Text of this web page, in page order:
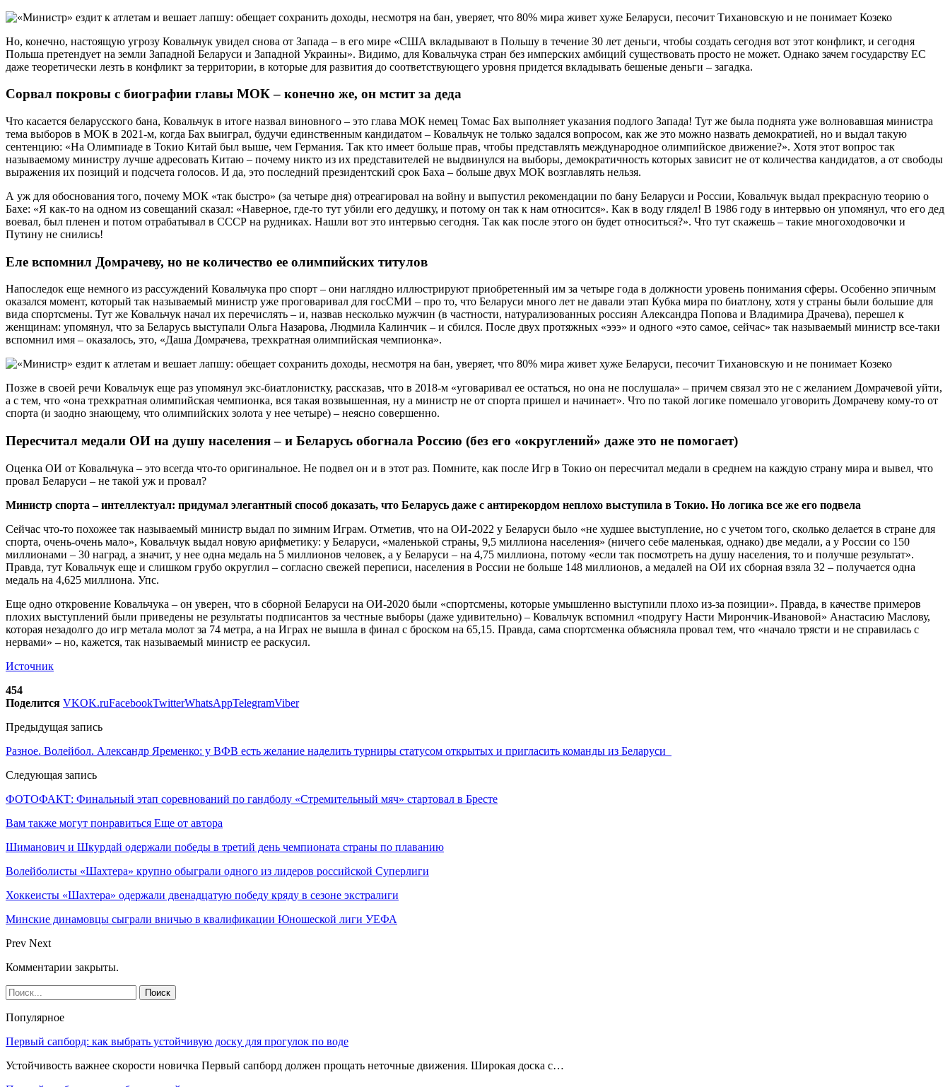
Но, конечно, настоящую угрозу Ковальчук увидел снова от Запада – в его мире «США вкладывают в Польшу в течение 30 лет деньги, чтобы создать сегодня вот этот конфликт, и сегодня
Польша претендует на земли Западной Беларуси и Западной Украины». Видимо, для Ковальчука стран без имперских амбиций существовать просто не может. Однако зачем государству ЕС
даже теоретически лезть в конфликт за территории, в которые для развития до соответствующего уровня придется вкладывать бешеные деньги – загадка.
Сорвал покровы с биографии главы МОК – конечно же, он мстит за деда
Что касается беларусского бана, Ковальчук в итоге назвал виновного – это глава МОК немец Томас Бах выполняет указания подлого Запада! Тут же была поднята уже волновавшая министра
тема выборов в МОК в 2021-м, когда Бах выиграл, будучи единственным кандидатом – Ковальчук не только задался вопросом, как же это можно назвать демократией, но и выдал такую
сентенцию: «На Олимпиаде в Токио Китай был выше, чем Германия. Так кто имеет больше прав, чтобы представлять международное олимпийское движение?». Хотя этот вопрос так
называемому министру лучше адресовать Китаю – почему никто из их представителей не выдвинулся на выборы, демократичность которых зависит не от количества кандидатов, а от свободы
выражения их позиций и подсчета голосов. И да, это последний президентский срок Баха – больше двух МОК возглавлять нельзя.
А уж для обоснования того, почему МОК «так быстро» (за четыре дня) отреагировал на войну и выпустил рекомендации по бану Беларуси и России, Ковальчук выдал прекрасную теорию о
Бахе: «Я как-то на одном из совещаний сказал: «Наверное, где-то тут убили его дедушку, и потому он так к нам относится». Как в воду глядел! В 1986 году в интервью он упомянул, что его дед
воевал, был пленен и потом отрабатывал в СССР на рудниках. Нашли вот это интервью сегодня. Так как после этого он будет относиться?». Что тут скажешь – такие многоходовочки и
Путину не снились!
Еле вспомнил Домрачеву, но не количество ее олимпийских титулов
Напоследок еще немного из рассуждений Ковальчука про спорт – они наглядно иллюстрируют приобретенный им за четыре года в должности уровень понимания сферы. Особенно эпичным
оказался момент, который так называемый министр уже проговаривал для госСМИ – про то, что Беларуси много лет не давали этап Кубка мира по биатлону, хотя у страны были большие для
вида спортсмены. Тут же Ковальчук начал их перечислять – и, назвав несколько мужчин (в частности, натурализованных россиян Александра Попова и Владимира Драчева), перешел к
женщинам: упомянул, что за Беларусь выступали Ольга Назарова, Людмила Калинчик – и сбился. После двух протяжных «эээ» и одного «это самое, сейчас» так называемый министр все-таки
вспомнил имя – оказалось, это, «Даша Домрачева, трехкратная олимпийская чемпионка».
Позже в своей речи Ковальчук еще раз упомянул экс-биатлонистку, рассказав, что в 2018-м «уговаривал ее остаться, но она не послушала» – причем связал это не с желанием Домрачевой уйти,
а с тем, что «она трехкратная олимпийская чемпионка, вся такая возвышенная, ну а министр не от спорта пришел и начинает». Что по такой логике помешало уговорить Домрачеву кому-то от
спорта (и заодно знающему, что олимпийских золота у нее четыре) – неясно совершенно.
Пересчитал медали ОИ на душу населения – и Беларусь обогнала Россию (без его «округлений» даже это не помогает)
Оценка ОИ от Ковальчука – это всегда что-то оригинальное. Не подвел он и в этот раз. Помните, как после Игр в Токио он пересчитал медали в среднем на каждую страну мира и вывел, что
провал Беларуси – не такой уж и провал?
Министр спорта – интеллектуал: придумал элегантный способ доказать, что Беларусь даже с антирекордом неплохо выступила в Токио. Но логика все же его подвела
Сейчас что-то похожее так называемый министр выдал по зимним Играм. Отметив, что на ОИ-2022 у Беларуси было «не худшее выступление, но с учетом того, сколько делается в стране для
спорта, очень-очень мало», Ковальчук выдал новую арифметику: у Беларуси, «маленькой страны, 9,5 миллиона населения» (ничего себе маленькая, однако) две медали, а у России со 150
миллионами – 30 наград, а значит, у нее одна медаль на 5 миллионов человек, а у Беларуси – на 4,75 миллиона, потому «если так посмотреть на душу населения, то и получше результат».
Правда, тут Ковальчук еще и слишком грубо округлил – согласно свежей переписи, населения в России не больше 148 миллионов, а медалей на ОИ их сборная взяла 32 – получается одна
медаль на 4,625 миллиона. Упс.
Еще одно откровение Ковальчука – он уверен, что в сборной Беларуси на ОИ-2020 были «спортсмены, которые умышленно выступили плохо из-за позиции». Правда, в качестве примеров
плохих выступлений были приведены не результаты подписантов за честные выборы (даже удивительно) – Ковальчук вспомнил «подругу Насти Мирончик-Ивановой» Анастасию Маслову,
которая незадолго до игр метала молот за 74 метра, а на Играх не вышла в финал с броском на 65,15. Правда, сама спортсменка объясняла провал тем, что «начало трясти и не справилась с
нервами» – но, кажется, так называемый министр ее раскусил.
Источник
454
Поделится VKOK.ruFacebookTwitterWhatsAppTelegramViber
Предыдущая запись
Разное. Волейбол. Александр Яременко: у ВФВ есть желание наделить турниры статусом открытых и пригласить команды из Беларуси
Следующая запись
ФОТОФАКТ: Финальный этап соревнований по гандболу «Стремительный мяч» стартовал в Бресте
Вам также могут понравиться Еще от автора
Шиманович и Шкурдай одержали победы в третий день чемпионата страны по плаванию
Волейболисты «Шахтера» крупно обыграли одного из лидеров российской Суперлиги
Хоккеисты «Шахтера» одержали двенадцатую победу кряду в сезоне экстралиги
Минские динамовцы сыграли вничью в квалификации Юношеской лиги УЕФА
Prev Next
Комментарии закрыты.
Популярное
Первый сапборд: как выбрать устойчивую доску для прогулок по воде
Устойчивость важнее скорости новичка Первый сапборд должен прощать неточные движения. Широкая доска с…